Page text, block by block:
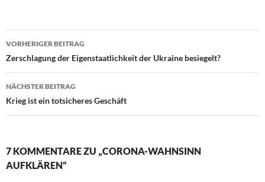
Beitragsnavigation
VORHERIGER BEITRAG
Zerschlagung der Eigenstaatlichkeit der Ukraine besiegelt?
NÄCHSTER BEITRAG
Krieg ist ein totsicheres Geschäft
7 KOMMENTARE ZU „CORONA-WAHNSINN
AUFKLÄREN“